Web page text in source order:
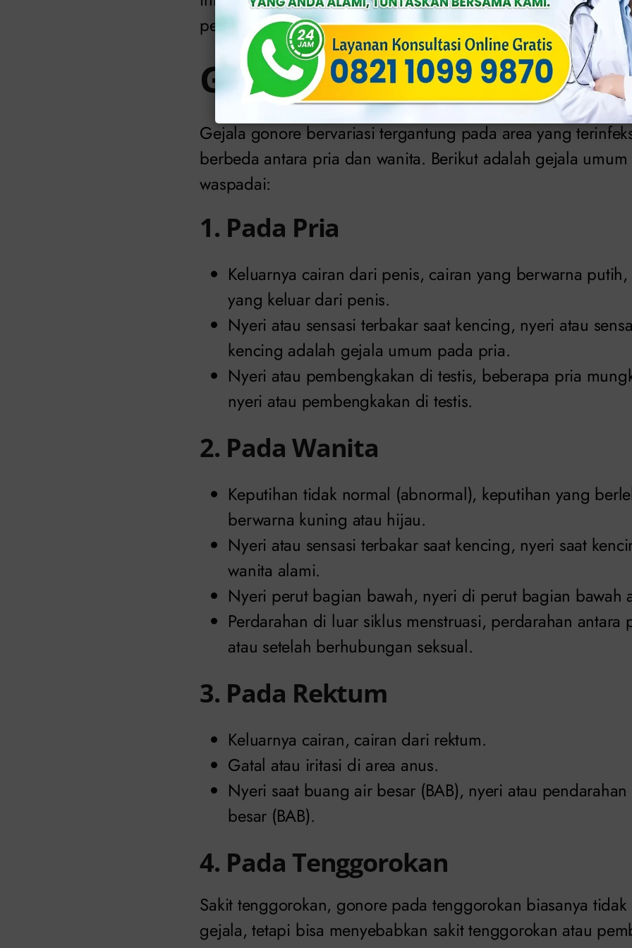
pengobatan.
Gejala Gonore
Gejala gonore bervariasi tergantung pada area yang
berbeda antara pria dan wanita. Berikut adalah gejala
waspadai:
1. Pada Pria
Keluarnya cairan dari penis, cairan yang berwarna
yang keluar dari penis.
Nyeri atau sensasi terbakar saat kencing, nyeri atau
kencing adalah gejala umum pada pria.
Nyeri atau pembengkakan di testis, beberapa pria
nyeri atau pembengkakan di testis.
2. Pada Wanita
Keputihan tidak normal (abnormal), keputihan yang
berwarna kuning atau hijau.
Nyeri atau sensasi terbakar saat kencing, nyeri saat
wanita alami.
Nyeri perut bagian bawah, nyeri di perut bagian bawah
Perdarahan di luar siklus menstruasi, perdarahan antara
atau setelah berhubungan seksual.
3. Pada Rektum
Keluarnya cairan, cairan dari rektum.
Gatal atau iritasi di area anus.
Nyeri saat buang air besar (BAB), nyeri atau
besar (BAB).
4. Pada Tenggorokan
Sakit tenggorokan, gonore pada tenggorokan biasanya
gejala, tetapi bisa menyebabkan sakit tenggorokan atau